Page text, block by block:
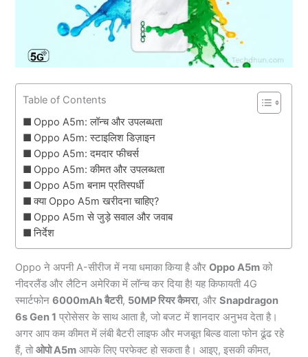
Table of Contents
Oppo A5m: लॉन्च और उपलब्धता
Oppo A5m: स्टाइलिश डिज़ाइन
Oppo A5m: दमदार फीचर्स
Oppo A5m: कीमत और उपलब्धता
Oppo A5m बनाम प्रतिस्पर्धी
क्या Oppo A5m खरीदना चाहिए?
Oppo A5m से जुड़े सवाल और जवाब
निर्देश
Oppo ने अपनी A-सीरीज में नया धमाका किया है औरOppo A5m को
नीदरलैंड और लैटिन अमेरिका में लॉन्च कर दिया है! यह किफायती 4G
स्मार्टफोन6000mAh बैटरी, 50MP रियर कैमरा, औरSnapdragon
6s Gen 1 प्रोसेसर के साथ आता है, जो बजट में शानदार अनुभव देता है।
अगर आप कम कीमत में लंबी बैटरी लाइफ और मजबूत बिल्ड वाला फोन ढूंढ रहे
हैं, तोओपोA5m आपके लिए परफेक्ट हो सकता है। आइए, इसकी कीमत,